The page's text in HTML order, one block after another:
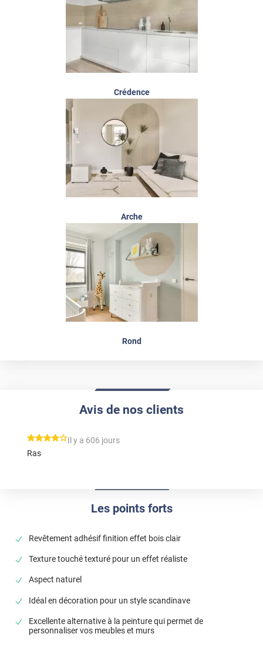
Crédence
Arche
Rond
Les points forts
Revêtement adhésif finition effet bois clair
Texture touché texturé pour un effet réaliste
Aspect naturel
Idéal en décoration pour un style scandinave
Excellente alternative à la peinture qui permet de
personnaliser vos meubles et murs
Avis de nos clients
*****Il y a 606 jours
Ras